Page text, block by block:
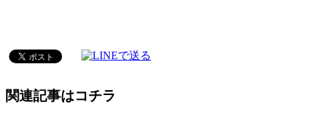
関連記事はコチラ